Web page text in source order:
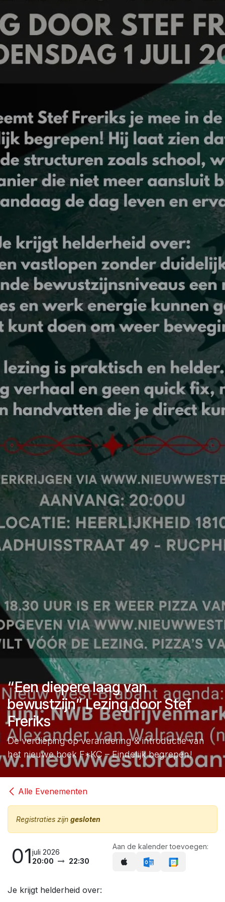
“Een diepere laag van
bewustzijn” Lezing door Stef
Freriks
De verdieping op verandering & introductie van
het nieuwe boek F*KC – Eindelijk begrepen!
Alle Evenementen
Registraties zijn gesloten
01juli 2026
20:00
22:30
Aan de kalender toevoegen:
Je krijgt helderheid over: